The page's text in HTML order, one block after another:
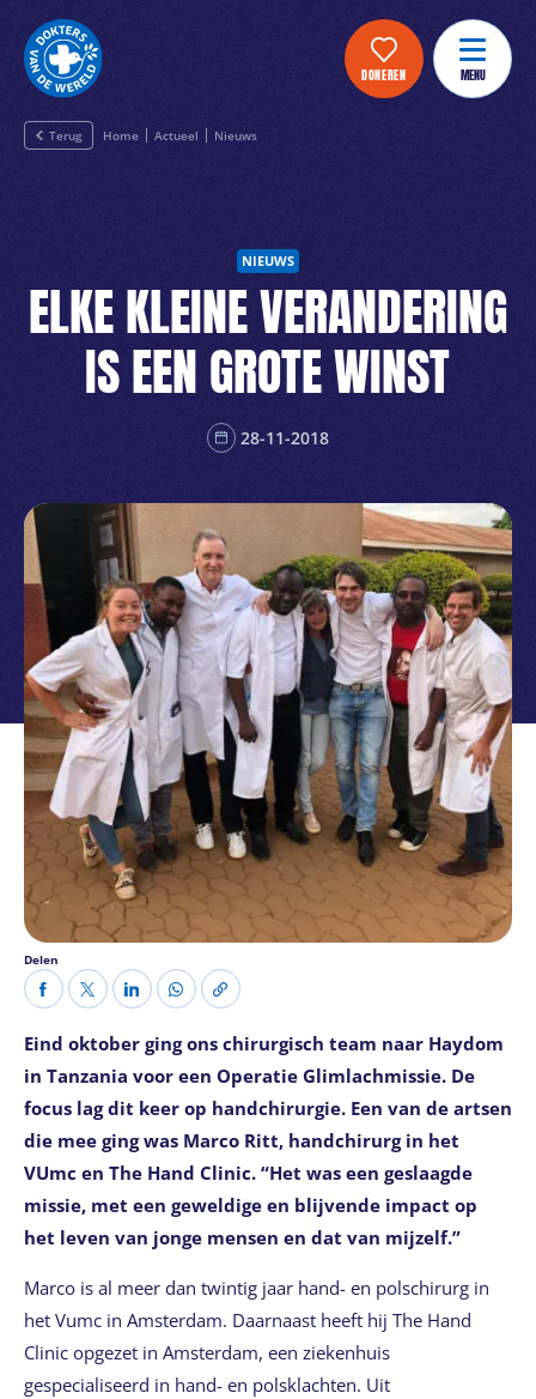
DONEREN MENU
Terug Home Actueel Nieuws
NIEUWS
ELKE KLEINE VERANDERING
IS EEN GROTE WINST
28-11-2018
Delen
Eind oktober ging ons chirurgisch team naar Haydom
in Tanzania voor een Operatie Glimlachmissie. De
focus lag dit keer op handchirurgie. Een van de artsen
die mee ging was Marco Ritt, handchirurg in het
VUmc en The Hand Clinic. “Het was een geslaagde
missie, met een geweldige en blijvende impact op
het leven van jonge mensen en dat van mijzelf.”
Marco is al meer dan twintig jaar hand- en polschirurg in
het Vumc in Amsterdam. Daarnaast heeft hij The Hand
Clinic opgezet in Amsterdam, een ziekenhuis
gespecialiseerd in hand- en polsklachten. Uit